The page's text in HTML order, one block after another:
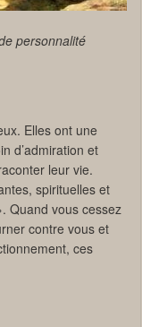
personnalité
Elles ont une
d’admiration et
leur vie.
spirituelles et
Quand vous cessez
contre vous et
ces